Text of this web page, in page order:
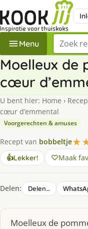
Menu Zoek
Moelleux de
cœur
U bent hier: Home ›
cœur d’emmental
Voorgerechten & amuses
Recept van bobbeltje
👍Lekker! Maak
Delen: Delen…
Moelleux de